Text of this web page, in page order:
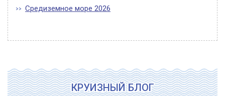
Средиземное море 2026
КРУИЗНЫЙ БЛОГ